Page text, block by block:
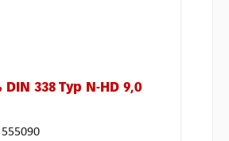
DIN 338 Typ N-HD 9,0
555090